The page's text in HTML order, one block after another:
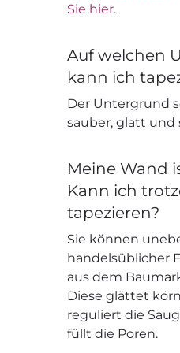
Sie hier.
Auf welchen
kann ich
Der Untergrund
sauber, glatt und
Meine Wand
Kann ich
tapezieren?
Sie können
handelsüblicher
aus dem
Diese glättet
reguliert die
füllt die Poren.